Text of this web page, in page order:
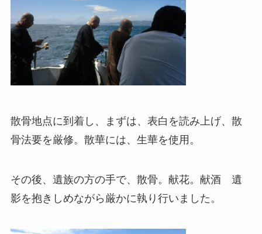
散骨地点に到着し、まずは、表白を読み上げ、散
骨法要を厳修。散華には、生華を使用。
その後、遺族の方の手で、散骨。献花。献酒 遺
影を抱きしめながら厳かに執り行いました。